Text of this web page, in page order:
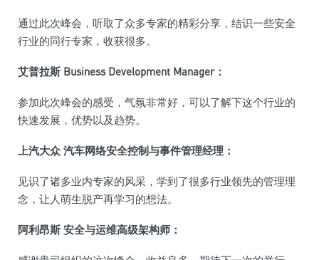
通过此次峰会，听取了众多专家的精彩分享，结识一些安全
行业的同行专家，收获很多。
艾普拉斯 Business Development Manager：
参加此次峰会的感受，气氛非常好，可以了解下这个行业的
快速发展，优势以及趋势。
上汽大众 汽车网络安全控制与事件管理经理：
见识了诸多业内专家的风采，学到了很多行业领先的管理理
念，让人萌生脱产再学习的想法。
阿利昂斯 安全与运维高级架构师：